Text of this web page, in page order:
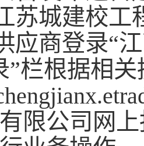
苏城建校工
应商登录“
”栏根据相
限公司网